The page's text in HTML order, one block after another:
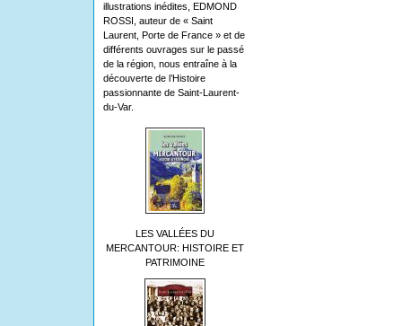
illustrations inédites, EDMOND
ROSSI, auteur de « Saint
Laurent, Porte de France » et de
différents ouvrages sur le passé
de la région, nous entraîne à la
découverte de l’Histoire
passionnante de Saint-Laurent-
du-Var.
LES VALLÉES DU
MERCANTOUR: HISTOIRE ET
PATRIMOINE